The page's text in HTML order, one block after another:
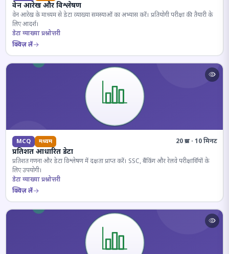
वेन आरेख और विश्लेषण
वेन आरेख के माध्यम से डेटा व्याख्या समस्याओं का अभ्यास करें। प्रतियोगी परीक्षा की तैयारी के
लिए आदर्श।
डेटा व्याख्या प्रश्नोत्तरी
क्विज़ लें
MCQ मध्यम 20 प्रश्न · 10 मिनट
प्रतिशत आधारित डेटा
प्रतिशत गणना और डेटा विश्लेषण में दक्षता प्राप्त करें। SSC, बैंकिंग और रेलवे परीक्षार्थियों के
लिए उपयोगी।
डेटा व्याख्या प्रश्नोत्तरी
क्विज़ लें